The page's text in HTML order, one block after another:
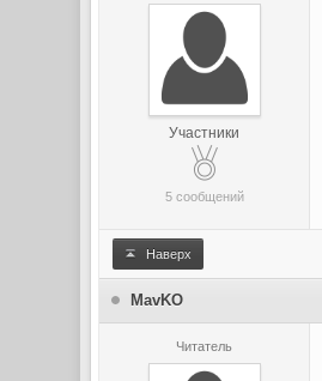
Участники
5 сообщений
Наверх
MavKO
Читатель